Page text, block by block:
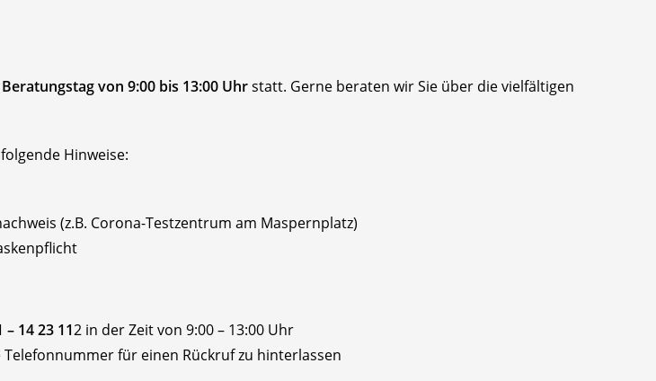
Beratungstag von 9:00 bis 13:00 Uhrstatt. Gerne beraten wir Sie über die vielfältigen
Hinweise:
(z.B. Corona-Testzentrum am Maspernplatz)
14 23 112 in der Zeit von 9:00 – 13:00 Uhr
für einen Rückruf zu hinterlassen